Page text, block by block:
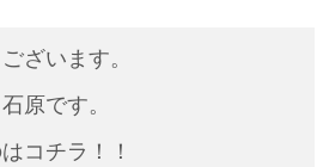
ざいます。
原です。
コチラ！！